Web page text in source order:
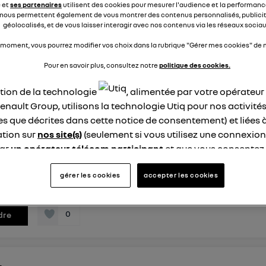
cela fonctionne seulement avec le câble USB!
Par avanc...voir la suite
répondre 0
avril 2024à11:51
de conserve
au point mort j'ai changer les 2courroie c au niveau des
0
etses partenairesutilisent des cookies pour mesurer l'audience et la
permettent également de vous montrer des contenus personnalisés,
géolocalisés, et de vous laisser interagir avec nos contenus via les réseaux
vous pourrez modifier vos choix dans la rubrique "Gérer mes cookies" de
Pour en savoir plus, consultez notrepolitique des cookies.
de la technologie
, alimentée par votre
Group, utilisons la technologie Utiq pour nos
que décrites dans cette notice de consentement) et liées
sur nos site(s) (seulement si vous utilisez une
un opérateur télécom participant et que vous
site).
Utiq a été conçue pour la protection de vos données
en vous offrant choix et contrôle.
un identifiant créé par votre opérateur télécom basé sur
référence de votre contrat internet (ex : votre numéro de
gérer les cookies accepter les cookies